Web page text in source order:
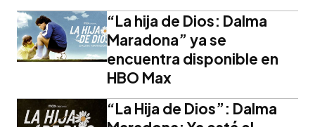
“La hija de Dios: Dalma
Maradona” ya se
encuentra disponible en
HBO Max
“La Hija de Dios”: Dalma